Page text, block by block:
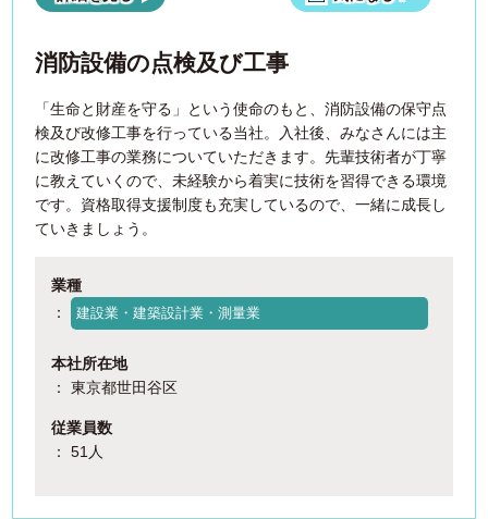
消防設備の点検及び工事
「生命と財産を守る」という使命のもと、消防設備の保守点
検及び改修工事を行っている当社。入社後、みなさんには主
に改修工事の業務についていただきます。先輩技術者が丁寧
に教えていくので、未経験から着実に技術を習得できる環境
です。資格取得支援制度も充実しているので、一緒に成長し
ていきましょう。
業種
：
建設業・建築設計業・測量業
本社所在地
： 東京都世田谷区
従業員数
： 51人